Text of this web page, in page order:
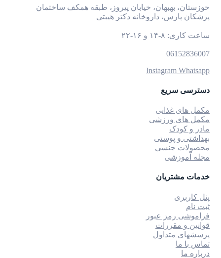
خوزستان، بهبهان، خیابان پیروز، طبقه همکف ساختمان
پزشکان پارس، داروخانه دکتر هیبتی
ساعت کاری: ۸-۱۴ و ۱۶-۲۲
06152836007
Instagram Whatsapp
دسترسی سریع
مکمل های غذایی
مکمل های ورزشی
مادر و کودک
بهداشتی و پوستی
محصولات جنسی
مجله آموزشی
خدمات مشتریان
پنل کاربری
ثبت نام
فراموشی رمز عبور
قوانین و مقررات
پرسشهای متداول
تماس با ما
درباره ما